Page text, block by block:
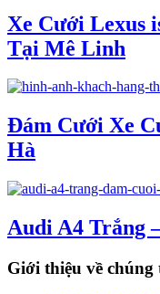
Xe Cưới Lexus
Tại Mê Linh
Đám Cưới Xe
Hà
Audi A4 Trắng
Giới thiệu về chúng